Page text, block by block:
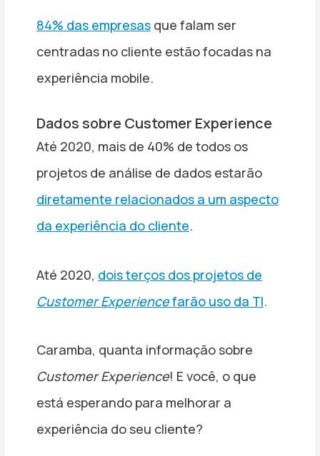
84% das empresas que falam ser
centradas no cliente estão focadas na
experiência mobile.
Dados sobre Customer Experience
Até 2020, mais de 40% de todos os
projetos de análise de dados estarão
diretamente relacionados a um aspecto
da experiência do cliente.
Até 2020, dois terços dos projetos de
Customer Experiencefarão uso da TI.
Caramba, quanta informação sobre
Customer Experience! E você, o que
está esperando para melhorar a
experiência do seu cliente?